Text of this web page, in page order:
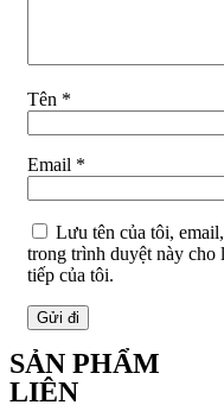
Tên *
Email *
Lưu tên của tôi,
trong trình duyệt này cho
tiếp của tôi.
SẢN PHẨM
LIÊN